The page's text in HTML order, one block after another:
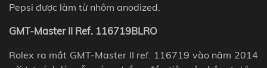
Pepsi được làm từ nhôm anodized.
GMT-Master II Ref. 116719BLRO
Rolex ra mắt GMT-Master II ref. 116719 vào năm 2014